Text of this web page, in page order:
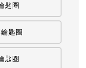
匙圈
匙圈
匙圈